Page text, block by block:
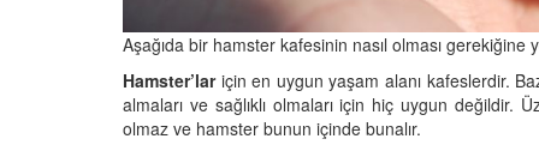
Aşağıda bir hamster kafesinin nasıl olması gerekiğine
Hamster’lar için en uygun yaşam alanı kafeslerdir.
almaları ve sağlıklı olmaları için hiç uygun değildir.
olmaz ve hamster bunun içinde bunalır.